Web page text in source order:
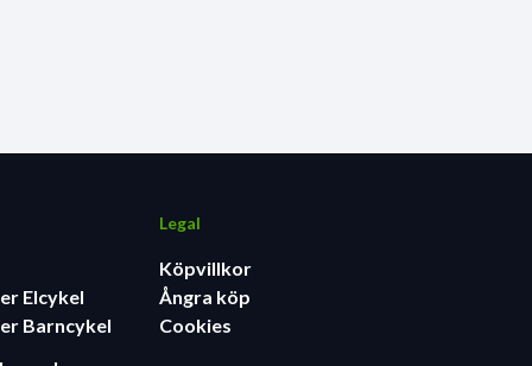
Elcykel
Barncykel
Legal
Köpvillkor
Ångra köp
Cookies